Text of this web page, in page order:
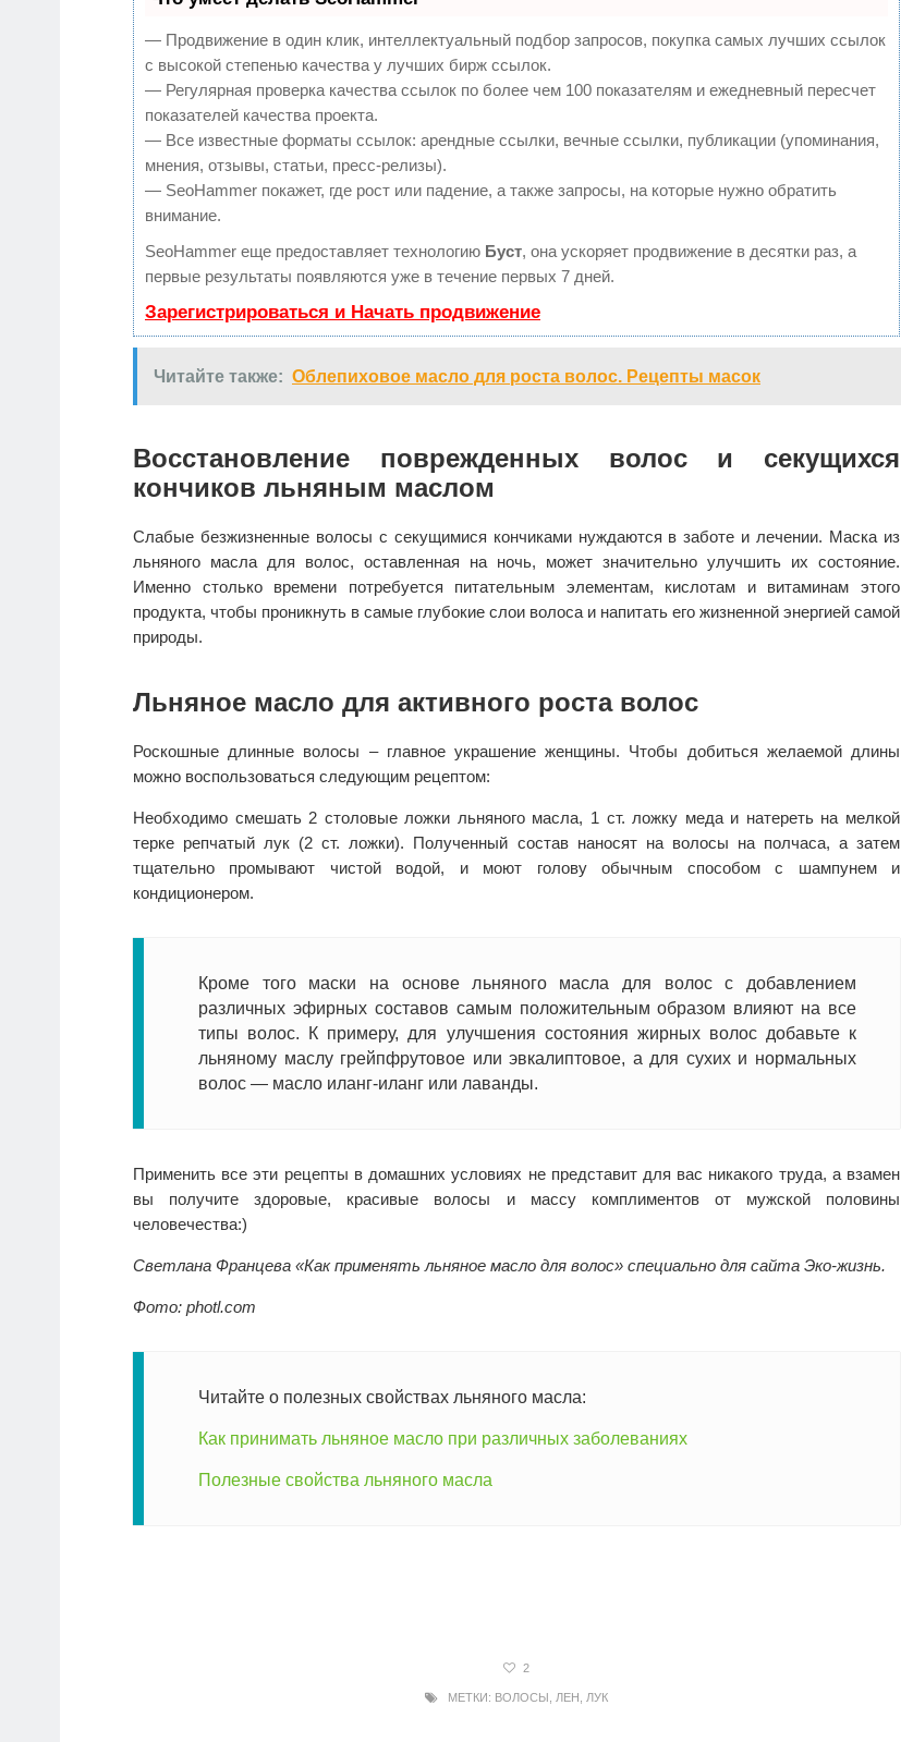
— Продвижение в один клик, интеллектуальный подбор запросов, покупка самых лучших ссылок
с высокой степенью качества у лучших бирж ссылок.
— Регулярная проверка качества ссылок по более чем 100 показателям и ежедневный пересчет
показателей качества проекта.
— Все известные форматы ссылок: арендные ссылки, вечные ссылки, публикации (упоминания,
мнения, отзывы, статьи, пресс-релизы).
— SeoHammer покажет, где рост или падение, а также запросы, на которые нужно обратить
внимание.
SeoHammer еще предоставляет технологию Буст, она ускоряет продвижение в десятки раз, а
первые результаты появляются уже в течение первых 7 дней.
Зарегистрироваться и Начать продвижение
Читайте также: Облепиховое масло для роста волос. Рецепты масок
Восстановление поврежденных волос и секущихся
кончиков льняным маслом
Слабые безжизненные волосы с секущимися кончиками нуждаются в заботе и лечении. Маска из
льняного масла для волос, оставленная на ночь, может значительно улучшить их состояние.
Именно столько времени потребуется питательным элементам, кислотам и витаминам этого
продукта, чтобы проникнуть в самые глубокие слои волоса и напитать его жизненной энергией самой
природы.
Льняное масло для активного роста волос
Роскошные длинные волосы – главное украшение женщины. Чтобы добиться желаемой длины
можно воспользоваться следующим рецептом:
Необходимо смешать 2 столовые ложки льняного масла, 1 ст. ложку меда и натереть на мелкой
терке репчатый лук (2 ст. ложки). Полученный состав наносят на волосы на полчаса, а затем
тщательно промывают чистой водой, и моют голову обычным способом с шампунем и
кондиционером.
Кроме того маски на основе льняного масла для волос с добавлением
различных эфирных составов самым положительным образом влияют на все
типы волос. К примеру, для улучшения состояния жирных волос добавьте к
льняному маслу грейпфрутовое или эвкалиптовое, а для сухих и нормальных
волос — масло иланг-иланг или лаванды.
Применить все эти рецепты в домашних условиях не представит для вас никакого труда, а взамен
вы получите здоровые, красивые волосы и массу комплиментов от мужской половины
человечества:)
Светлана Францева «Как применять льняное масло для волос» специально для сайта Эко-жизнь.
Фото: photl.com
Читайте о полезных свойствах льняного масла:
Как принимать льняное масло при различных заболеваниях
Полезные свойства льняного масла
2
МЕТКИ: ВОЛОСЫ , ЛЕН , ЛУК